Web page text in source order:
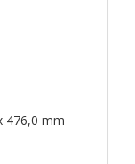
476,0 mm